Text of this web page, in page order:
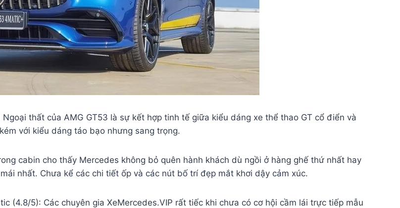
thất của AMG GT53 là sự kết hợp tinh tế giữa kiểu dáng xe thể thao GT cổ điển và
với kiểu dáng táo bạo nhưng sang trọng.
cabin cho thấy Mercedes không bỏ quên hành khách dù ngồi ở hàng ghế thứ nhất hay
nhất. Chưa kể các chi tiết ốp và các nút bố trí đẹp mắt khơi dậy cảm xúc.
(4.8/5): Các chuyên gia XeMercedes.VIP rất tiếc khi chưa có cơ hội cầm lái trực tiếp mẫu